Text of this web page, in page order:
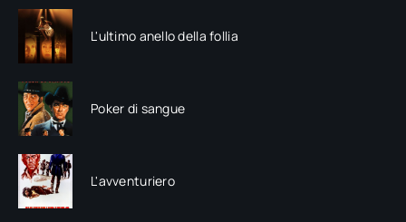
L'ultimo anello della follia
Poker di sangue
L'avventuriero